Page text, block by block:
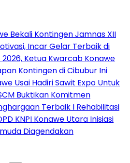
Bekali Kontingen Jamnas XII
Incar Gelar Terbaik di
Ketua Kwarcab Konawe
Kontingen di Cibubur Ini
Usai Hadiri Sawit Expo Untuk
Buktikan Komitmen
Terbaik I Rehabilitasi
KNPI Konawe Utara Inisiasi
Diagendakan